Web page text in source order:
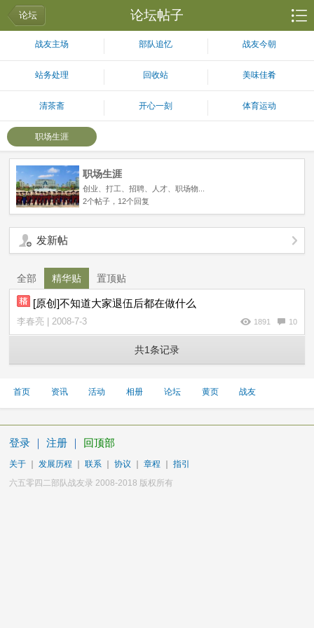
论坛 论坛帖子
战友主场 部队追忆 战友今朝
站务处理 回收站 美味佳肴
清茶斋 开心一刻 体育运动
职场生涯
职场生涯
创业、打工、招聘、人才、职场物...
2个帖子，12个回复
发新帖
全部 精华贴 置顶贴
[原创]不知道大家退伍后都在做什么
李春亮 | 2008-7-3 1891 10
共1条记录
首页 资讯 活动 相册 论坛 黄页 战友
登录 ｜ 注册 ｜ 回顶部
关于 发展历程 联系 协议 章程
指引
六五零四二部队战友录 2008-2018 版权所有